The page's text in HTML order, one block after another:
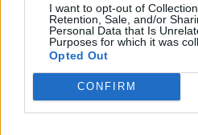
I want to opt-out of
Retention, Sale, and/or
Personal Data that Is
Purposes for which it was
Opted Out
CONFIRM
Per capire se un'azienda sta
almeno 3 anni di bilancio. Su
i bilanci di più anni e
Crescita sana: ricavi in